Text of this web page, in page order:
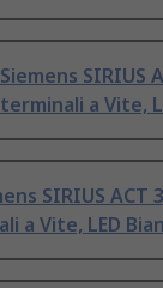
SIRIUS
a Vite,
SIRIUS ACT
a Vite, LED